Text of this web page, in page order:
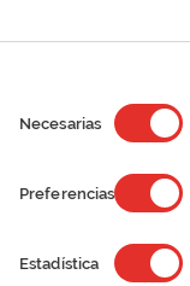
de
consentimiento
Necesarias
Preferencias
Estadística
Zadig & Voltaire VZV439
O preço inclui apenas a armação
173,00 €